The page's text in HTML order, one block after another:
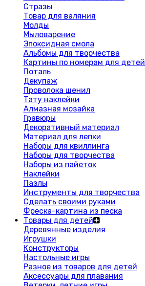
Стразы
Товар для валяния
Молды
Мыловарение
Эпоксидная смола
Альбомы для творчества
Картины по номерам для детей
Поталь
Декупаж
Проволока шенил
Тату наклейки
Алмазная мозайка
Гравюры
Декоративный материал
Материал для лепки
Наборы для квиллинга
Наборы для творчества
Наборы из пайеток
Наклейки
Пазлы
Инструменты для творчества
Сделать своими руками
Фреска-картина из песка
Товары для детей
Деревянные изделия
Игрушки
Конструкторы
Настольные игры
Разное из товаров для детей
Аксессуары для плавания